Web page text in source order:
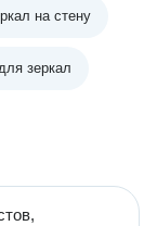
на стену
зеркал